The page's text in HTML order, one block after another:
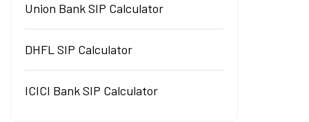
Union Bank SIP Calculator
DHFL SIP Calculator
ICICI Bank SIP Calculator